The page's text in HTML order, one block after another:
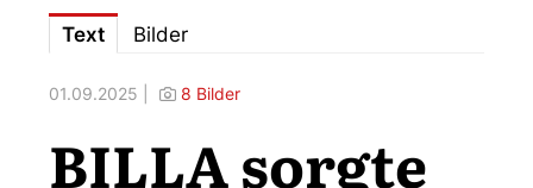
Downloads
Fotos – Vorstand
Kontakt
Text Bilder
01.09.2025 | 8 Bilder
BILLA sorgte